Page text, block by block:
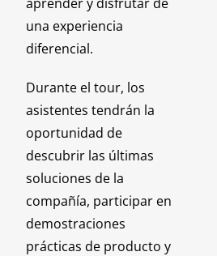
una experiencia
diferencial.
Durante el tour, los
asistentes tendrán la
oportunidad de
descubrir las últimas
soluciones de la
compañía, participar en
demostraciones
prácticas de producto y